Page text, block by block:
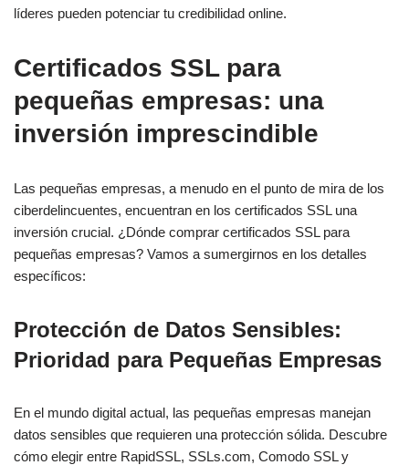
líderes pueden potenciar tu credibilidad online.
Certificados SSL para
pequeñas empresas: una
inversión imprescindible
Las pequeñas empresas, a menudo en el punto de mira de los
ciberdelincuentes, encuentran en los certificados SSL una
inversión crucial. ¿Dónde comprar certificados SSL para
pequeñas empresas? Vamos a sumergirnos en los detalles
específicos:
Protección de Datos Sensibles:
Prioridad para Pequeñas Empresas
En el mundo digital actual, las pequeñas empresas manejan
datos sensibles que requieren una protección sólida. Descubre
cómo elegir entre RapidSSL, SSLs.com, Comodo SSL y